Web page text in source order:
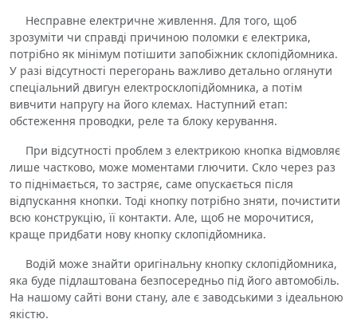
Несправне електричне живлення. Для того, щоб
зрозуміти чи справді причиною поломки є електрика,
потрібно як мінімум потішити запобіжник склопідйомника.
У разі відсутності перегорань важливо детально оглянути
спеціальний двигун електросклопідйомника, а потім
вивчити напругу на його клемах. Наступний етап:
обстеження проводки, реле та блоку керування.
При відсутності проблем з електрикою кнопка відмовляє
лише частково, може моментами глючити. Скло через раз
то піднімається, то застряє, саме опускається після
відпускання кнопки. Тоді кнопку потрібно зняти, почистити
всю конструкцію, її контакти. Але, щоб не морочитися,
краще придбати нову кнопку склопідйомника.
Водій може знайти оригінальну кнопку склопідйомника,
яка буде підлаштована безпосередньо під його автомобіль.
На нашому сайті вони стану, але є заводськими з ідеальною
якістю.